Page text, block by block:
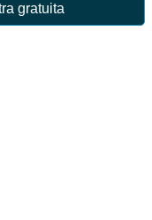
gratuita